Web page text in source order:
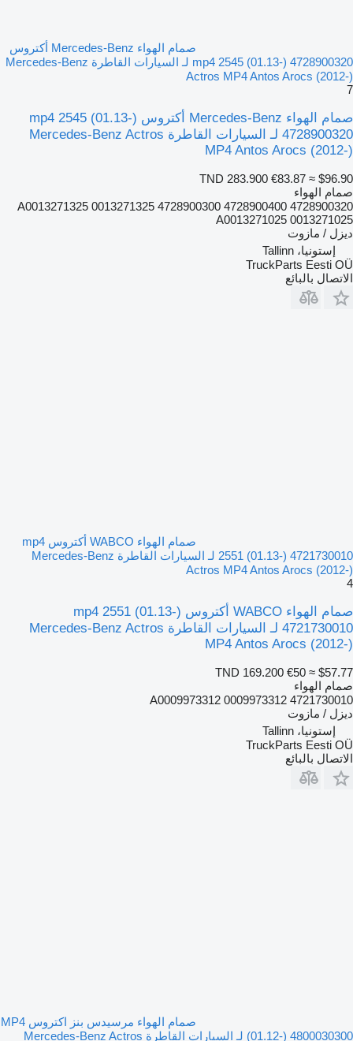
صمام الهواء Mercedes-Benz أكتروس
mp4 2545 (01.13-) 4728900320 لـ السيارات القاطرة Mercedes-Benz
Actros MP4 Antos Arocs (2012-)
7
صمام الهواء Mercedes-Benz أكتروس mp4 2545 (01.13-)
4728900320 لـ السيارات القاطرة Mercedes-Benz Actros
MP4 Antos Arocs (2012-)
TND 283.900 €83.87 ≈ $96.90
صمام الهواء
4728900320 4728900400 4728900300 A0013271325 0013271325
A0013271025 0013271025
ديزل / مازوت
إستونيا، Tallinn
TruckParts Eesti OÜ
الاتصال بالبائع
صمام الهواء WABCO أكتروس mp4
2551 (01.13-) 4721730010 لـ السيارات القاطرة Mercedes-Benz
Actros MP4 Antos Arocs (2012-)
4
صمام الهواء WABCO أكتروس mp4 2551 (01.13-)
4721730010 لـ السيارات القاطرة Mercedes-Benz Actros
MP4 Antos Arocs (2012-)
TND 169.200 €50 ≈ $57.77
صمام الهواء
4721730010 A0009973312 0009973312
ديزل / مازوت
إستونيا، Tallinn
TruckParts Eesti OÜ
الاتصال بالبائع
صمام الهواء مرسيدس بنز اكتروس MP4
(01.12-) 4800030300 لـ السيارات القاطرة Mercedes-Benz Actros